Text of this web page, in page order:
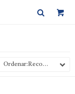
Recomendados